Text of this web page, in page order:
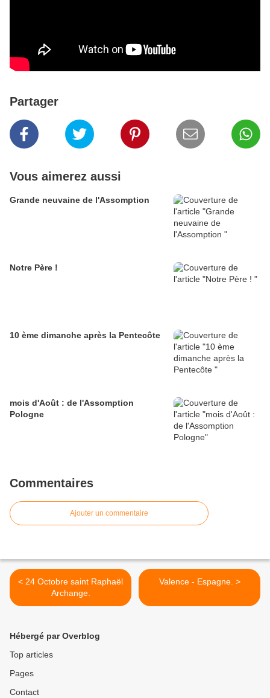
Partager
Vous aimerez aussi
Grande neuvaine de l'Assomption
Notre Père !
10 ème dimanche après la Pentecôte
mois d'Août : de l'Assomption
Pologne
Commentaires
Ajouter un commentaire
< 24 Octobre saint Raphaël
Archange.
Valence - Espagne. >
Hébergé par Overblog
Top articles
Pages
Contact